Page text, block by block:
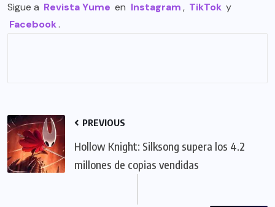
Sigue a Revista Yume en Instagram, TikTok y
Facebook.
PREVIOUS
Hollow Knight: Silksong supera los 4.2
millones de copias vendidas